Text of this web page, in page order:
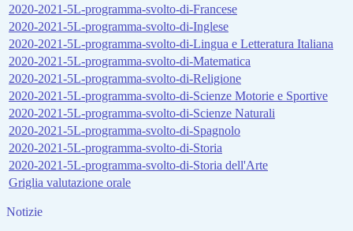
2020-2021-5L-programma-svolto-di-Francese
2020-2021-5L-programma-svolto-di-Inglese
2020-2021-5L-programma-svolto-di-Lingua e Letteratura Italiana
2020-2021-5L-programma-svolto-di-Matematica
2020-2021-5L-programma-svolto-di-Religione
2020-2021-5L-programma-svolto-di-Scienze Motorie e Sportive
2020-2021-5L-programma-svolto-di-Scienze Naturali
2020-2021-5L-programma-svolto-di-Spagnolo
2020-2021-5L-programma-svolto-di-Storia
2020-2021-5L-programma-svolto-di-Storia dell'Arte
Griglia valutazione orale
Notizie